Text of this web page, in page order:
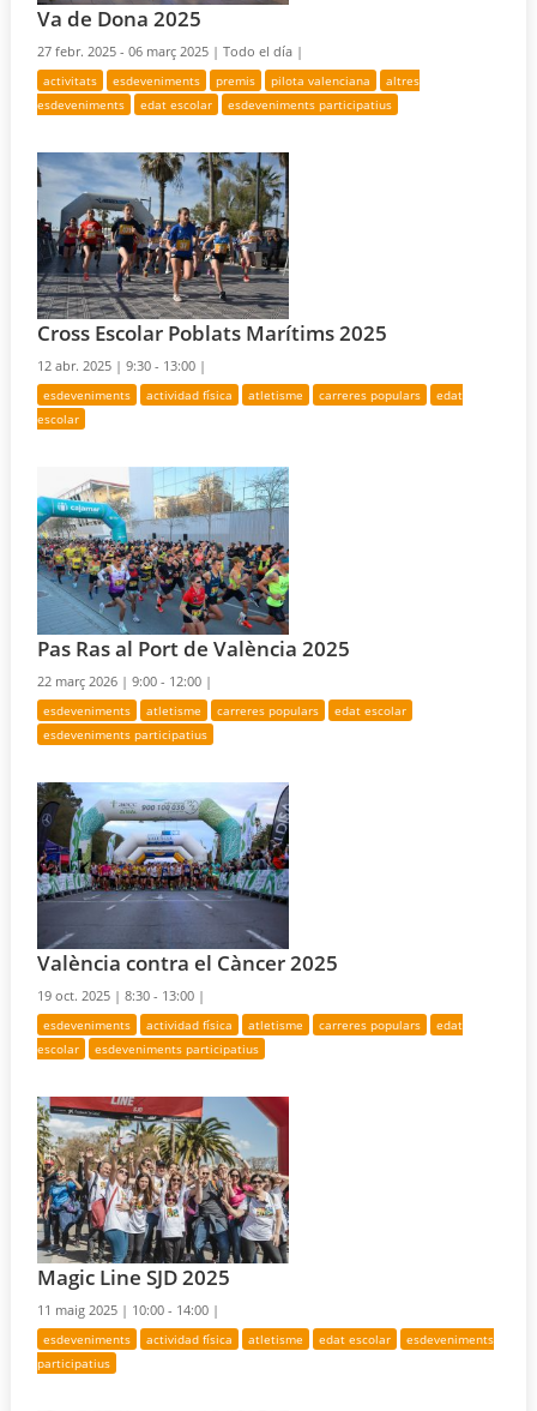
Va de Dona 2025
27 febr. 2025 - 06 març 2025 |Todo el día |
activitats esdeveniments premis pilota valenciana
altres
esdeveniments
edat escolar esdeveniments participatius
Cross Escolar Poblats Marítims 2025
12 abr. 2025 |9:30 - 13:00 |
esdeveniments actividad física atletisme carreres populars
edat
escolar
Pas Ras al Port de València 2025
22 març 2026 |9:00 - 12:00 |
esdeveniments atletisme carreres populars
edat escolar
esdeveniments participatius
València contra el Càncer 2025
19 oct. 2025 |8:30 - 13:00 |
esdeveniments actividad física atletisme carreres populars
edat
escolar
esdeveniments participatius
Magic Line SJD 2025
11 maig 2025 | 10:00 - 14:00 |
esdeveniments actividad física atletisme edat escolar
esdeveniments
participatius